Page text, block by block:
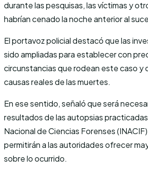
durante las pesquisas, las víctimas y
habrían cenado la noche anterior al
El portavoz policial destacó que las
sido ampliadas para establecer con
circunstancias que rodean este caso y
causas reales de las muertes.
En ese sentido, señaló que será
resultados de las autopsias
Nacional de Ciencias Forenses
permitirán a las autoridades ofrecer
sobre lo ocurrido.